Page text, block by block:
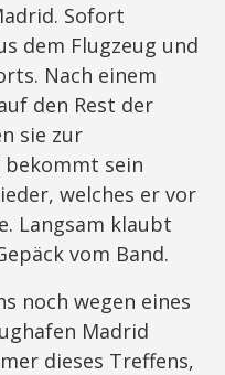
Sofort
dem Flugzeug und
Nach einem
den Rest der
sie zur
bekommt sein
welches er vor
Langsam klaubt
vom Band.
noch wegen eines
Madrid
dieses Treffens,